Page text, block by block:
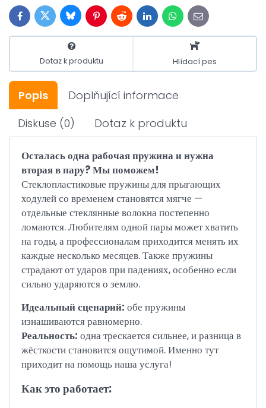
FacebookTwitterBlueskyPinterestRedditLinkedInWhatsApp
E-
mail
Dotaz k produktu Hlídací pes
Popis
Doplňující informace
Diskuse (0) Dotaz k produktu
Осталась одна рабочая пружина и нужна
вторая в пару? Мы поможем!
Стеклопластиковые пружины для прыгающих
ходулей со временем становятся мягче —
отдельные стеклянные волокна постепенно
ломаются. Любителям одной пары может хватить
на годы, а профессионалам приходится менять их
каждые несколько месяцев. Также пружины
страдают от ударов при падениях, особенно если
сильно ударяются о землю.
Идеальный сценарий: обе пружины
изнашиваются равномерно.
Реальность: одна трескается сильнее, и разница в
жёсткости становится ощутимой. Именно тут
приходит на помощь наша услуга!
Как это работает: